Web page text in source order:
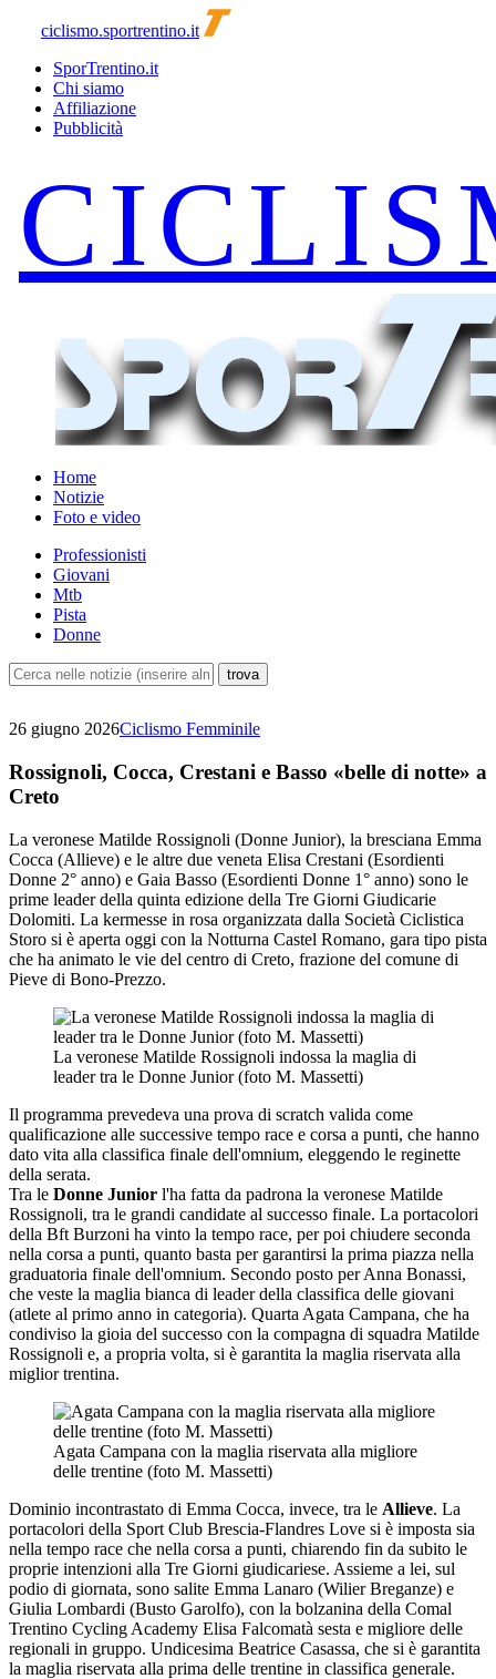
ciclismo.sportrentino.it
SporTrentino.it
Chi siamo
Affiliazione
Pubblicità
Home
Notizie
Foto e video
Professionisti
Giovani
Mtb
Pista
Donne
26 giugno 2026Ciclismo Femminile
Rossignoli, Cocca, Crestani e Basso «belle di notte» a
Creto
La veronese Matilde Rossignoli (Donne Junior), la bresciana Emma
Cocca (Allieve) e le altre due veneta Elisa Crestani (Esordienti
Donne 2° anno) e Gaia Basso (Esordienti Donne 1° anno) sono le
prime leader della quinta edizione della Tre Giorni Giudicarie
Dolomiti. La kermesse in rosa organizzata dalla Società Ciclistica
Storo si è aperta oggi con la Notturna Castel Romano, gara tipo pista
che ha animato le vie del centro di Creto, frazione del comune di
Pieve di Bono-Prezzo.
La veronese Matilde Rossignoli indossa la maglia di
leader tra le Donne Junior (foto M. Massetti)
Il programma prevedeva una prova di scratch valida come
qualificazione alle successive tempo race e corsa a punti, che hanno
dato vita alla classifica finale dell'omnium, eleggendo le reginette
della serata.
Tra le Donne Junior l'ha fatta da padrona la veronese Matilde
Rossignoli, tra le grandi candidate al successo finale. La portacolori
della Bft Burzoni ha vinto la tempo race, per poi chiudere seconda
nella corsa a punti, quanto basta per garantirsi la prima piazza nella
graduatoria finale dell'omnium. Secondo posto per Anna Bonassi,
che veste la maglia bianca di leader della classifica delle giovani
(atlete al primo anno in categoria). Quarta Agata Campana, che ha
condiviso la gioia del successo con la compagna di squadra Matilde
Rossignoli e, a propria volta, si è garantita la maglia riservata alla
miglior trentina.
Agata Campana con la maglia riservata alla migliore
delle trentine (foto M. Massetti)
Dominio incontrastato di Emma Cocca, invece, tra le Allieve. La
portacolori della Sport Club Brescia-Flandres Love si è imposta sia
nella tempo race che nella corsa a punti, chiarendo fin da subito le
proprie intenzioni alla Tre Giorni giudicariese. Assieme a lei, sul
podio di giornata, sono salite Emma Lanaro (Wilier Breganze) e
Giulia Lombardi (Busto Garolfo), con la bolzanina della Comal
Trentino Cycling Academy Elisa Falcomatà sesta e migliore delle
regionali in gruppo. Undicesima Beatrice Casassa, che si è garantita
la maglia riservata alla prima delle trentine in classifica generale.